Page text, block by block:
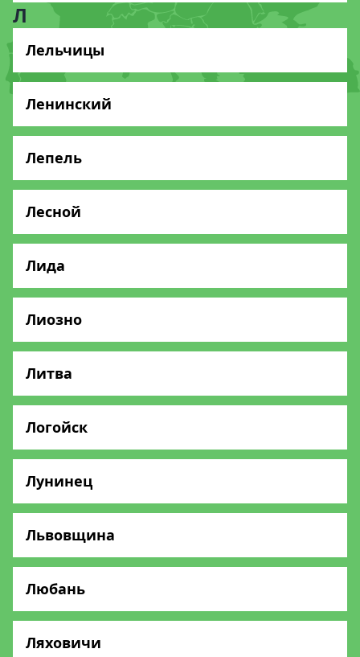
Л
Лельчицы
Ленинский
Лепель
Лесной
Лида
Лиозно
Литва
Логойск
Лунинец
Львовщина
Любань
Ляховичи